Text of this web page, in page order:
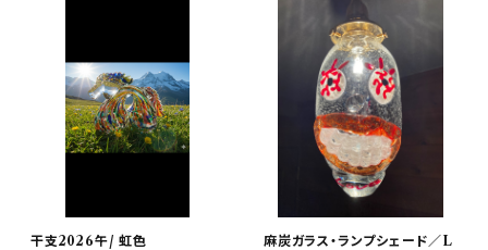
干支2026午/ 虹色
麻炭ガラス・ランプシェード／L